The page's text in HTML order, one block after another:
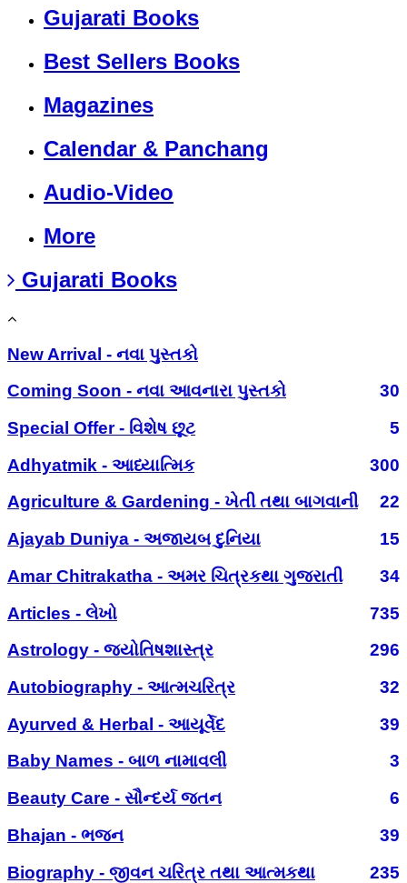
Gujarati Books
Best Sellers Books
Magazines
Calendar & Panchang
Audio-Video
More
Gujarati Books
New Arrival - નવા પુસ્તકો
Coming Soon - નવા આવનારા પુસ્તકો
30
Special Offer - વિશેષ છૂટ
5
Adhyatmik - આધ્યાત્મિક
300
Agriculture & Gardening - ખેતી તથા બાગવાની
22
Ajayab Duniya - અજાયબ દુનિયા
15
Amar Chitrakatha - અમર ચિત્રકથા ગુજરાતી
34
Articles - લેખો
735
Astrology - જ્યોતિષશાસ્ત્ર
296
Autobiography - આત્મચરિત્ર
32
Ayurved & Herbal - આયૂર્વેદ
39
Baby Names - બાળ નામાવલી
3
Beauty Care - સૌન્દર્ય જતન
6
Bhajan - ભજન
39
Biography - જીવન ચરિત્ર તથા આત્મકથા
235